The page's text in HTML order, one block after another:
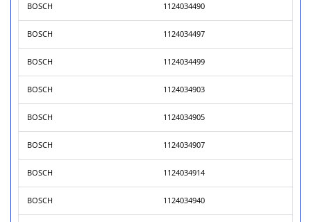
BOSCH 1124034490
BOSCH 1124034497
BOSCH 1124034499
BOSCH 1124034903
BOSCH 1124034905
BOSCH 1124034907
BOSCH 1124034914
BOSCH 1124034940